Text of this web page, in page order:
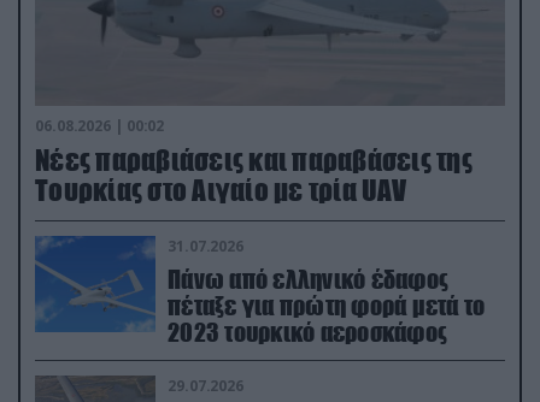
06.08.2026 | 00:02
Νέες παραβιάσεις και παραβάσεις της
Τουρκίας στο Αιγαίο με τρία UAV
31.07.2026
Πάνω από ελληνικό έδαφος
πέταξε για πρώτη φορά μετά το
2023 τουρκικό αεροσκάφος
29.07.2026